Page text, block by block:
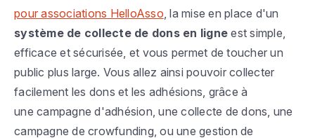
pour associations HelloAsso, la mise en place d'un
système de collecte de dons en ligne est simple,
efficace et sécurisée, et vous permet de toucher un
public plus large. Vous allez ainsi pouvoir collecter
facilement les dons et les adhésions, grâce à
une campagne d'adhésion, une collecte de dons, une
campagne de crowfunding, ou une gestion de